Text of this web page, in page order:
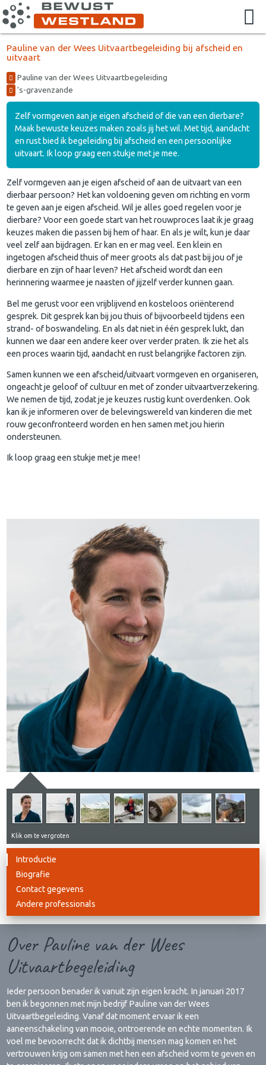
Pauline van der Wees Uitvaartbegeleiding bij afscheid en
uitvaart
Pauline van der Wees Uitvaartbegeleiding
's-gravenzande
Zelf vormgeven aan je eigen afscheid of die van een dierbare?
Maak bewuste keuzes maken zoals jij het wil. Met tijd, aandacht
en rust bied ik begeleiding bij afscheid en een persoonlijke
uitvaart. Ik loop graag een stukje met je mee.
Zelf vormgeven aan je eigen afscheid of aan de uitvaart van een
dierbaar persoon? Het kan voldoening geven om richting en vorm
te geven aan je eigen afscheid. Wil je alles goed regelen voor je
dierbare? Voor een goede start van het rouwproces laat ik je graag
keuzes maken die passen bij hem of haar. En als je wilt, kun je daar
veel zelf aan bijdragen. Er kan en er mag veel. Een klein en
ingetogen afscheid thuis of meer groots als dat past bij jou of je
dierbare en zijn of haar leven? Het afscheid wordt dan een
herinnering waarmee je naasten of jijzelf verder kunnen gaan.
Bel me gerust voor een vrijblijvend en kosteloos oriënterend
gesprek. Dit gesprek kan bij jou thuis of bijvoorbeeld tijdens een
strand- of boswandeling. En als dat niet in één gesprek lukt, dan
kunnen we daar een andere keer over verder praten. Ik zie het als
een proces waarin tijd, aandacht en rust belangrijke factoren zijn.
Samen kunnen we een afscheid/uitvaart vormgeven en organiseren,
ongeacht je geloof of cultuur en met of zonder uitvaartverzekering.
We nemen de tijd, zodat je je keuzes rustig kunt overdenken. Ook
kan ik je informeren over de belevingswereld van kinderen die met
rouw geconfronteerd worden en hen samen met jou hierin
ondersteunen.
Ik loop graag een stukje met je mee!
Klik om te vergroten
Introductie
Biografie
Contact gegevens
Andere professionals
Over Pauline van der Wees
Uitvaartbegeleiding
Ieder persoon benader ik vanuit zijn eigen kracht. In januari 2017
ben ik begonnen met mijn bedrijf Pauline van der Wees
Uitvaartbegeleiding. Vanaf dat moment ervaar ik een
aaneenschakeling van mooie, ontroerende en echte momenten. Ik
voel me bevoorrecht dat ik dichtbij mensen mag komen en het
vertrouwen krijg om samen met hen een afscheid vorm te geven en